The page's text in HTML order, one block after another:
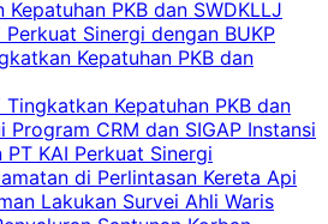
PKB dan SWDKLLJ
Perkuat Sinergi dengan BUKP
Kepatuhan PKB dan
Tingkatkan Kepatuhan PKB dan
Program CRM dan SIGAP Instansi
PT KAI Perkuat Sinergi
di Perlintasan Kereta Api
Lakukan Survei Ahli Waris